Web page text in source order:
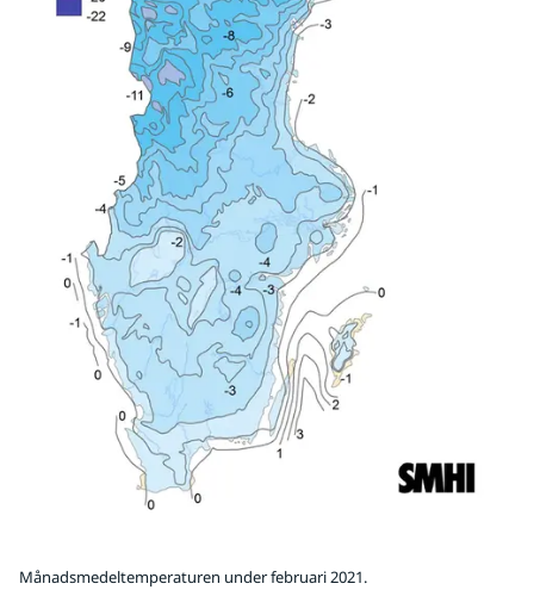
Månadsmedeltemperaturen under februari 2021.